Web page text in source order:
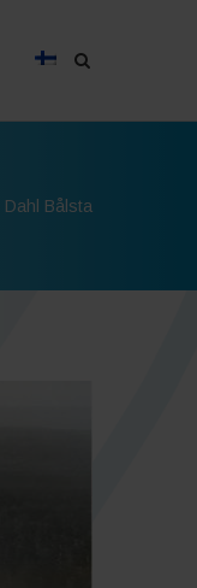
Dahl Bålsta